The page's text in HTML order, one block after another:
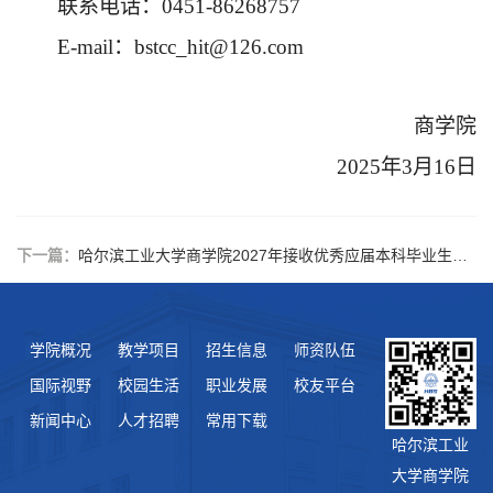
联系电话： 0451-86268757
E-mail： bstcc_hit@126.com
商学院
2025年3月 16 日
下一篇： 哈尔滨工业大学商学院2027年接收优秀应届本科毕业生免试攻读研究生报名通知
学院概况 教学项目 招生信息
师资队伍
国际视野
校园生活 职业发展
校友平台
新闻中心
人才招聘
常用下载
哈尔滨工业
大学商学院